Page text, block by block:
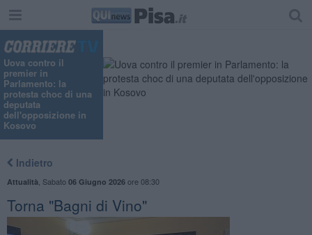
Uova contro il
premier in
Parlamento: la
protesta choc di una
deputata
dell'opposizione in
Kosovo
Indietro
Attualità Sabato 06 Giugno 2026ore 08:30
Torna "Bagni di Vino"